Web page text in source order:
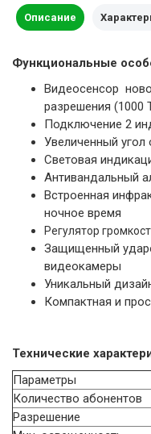
Описание
Функциональные
Видеосенсор
разрешения (1000
Подключение 2
Увеличенный угол
Световая
Антивандальный
Встроенная
ночное время
Регулятор
Защищенный
видеокамеры
Уникальный
Компактная и
Технические
Параметры
Количество абонентов
Разрешение